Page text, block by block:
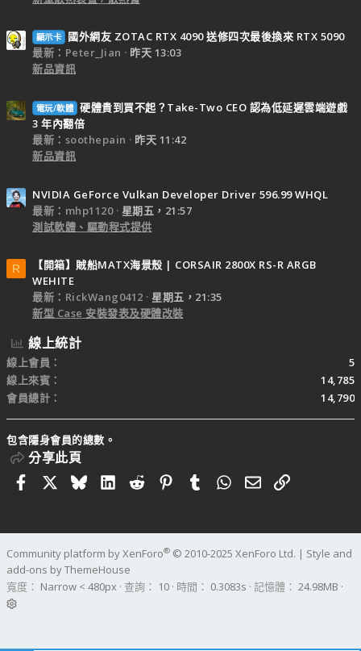
顯示卡
國外網友 ZOTAC RTX 4090 送修四次最後換來 RTX 5090
最新：Peter_Jian
昨天 13:03
新品資訊
電玩/軟體 硬體貴到買不起？Take-Two CEO 認為低延遲雲端遊戲
3 年內翻倍
最新：soothepain
昨天 11:42
新品資訊
NVIDIA GeForce Vulkan Developer Driver 596.99 WHQL
最新：mhp1120
星期五，21:57
測試軟體、驅動程式提供
R
【開箱】賊船MATX海景殼 | CORSAIR 2800X RS-R ARGB
WEHITE
最新：RickWang0412
星期五，21:35
新型 Case 安裝發表及硬體改裝
線上統計
線上會員
5
線上來賓
14,785
會員總計
14,790
包含隱身會員的總數。
分享此頁
FacebookBlueskyLinkedIn
RedditPinterestTumblrWhatsApp
電子郵件
連結
Community platform by XenForo® © 2010-2025 XenForo Ltd. | Style and
add-ons by ThemeHouse
寬度
查詢 10 時間 0.3083s 記憶體 24.98MB